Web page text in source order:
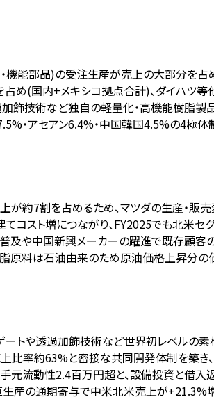
能部品)の受注生産が売上の大部分を占
め(国内+メキシコ拠点合計)、ダイハツ等
飾技術など独自の軽量化・高機能樹脂製
・アセアン6.4%・中国韓国4.5%の4極体
が約7割を占めるため、マツダの生産・販
てコスト増につながり、FY2025でも北米
及や中国新興メーカーの躍進で既存顧
原料は石油由来のため原油価格上昇分の
トや透過加飾技術など世界初レベルの素
比率約63%と密接な共同開発体制を築き
元流動性2.4百万円超と、設備投資と借入
産の通期寄与で中米北米売上が+21.3%